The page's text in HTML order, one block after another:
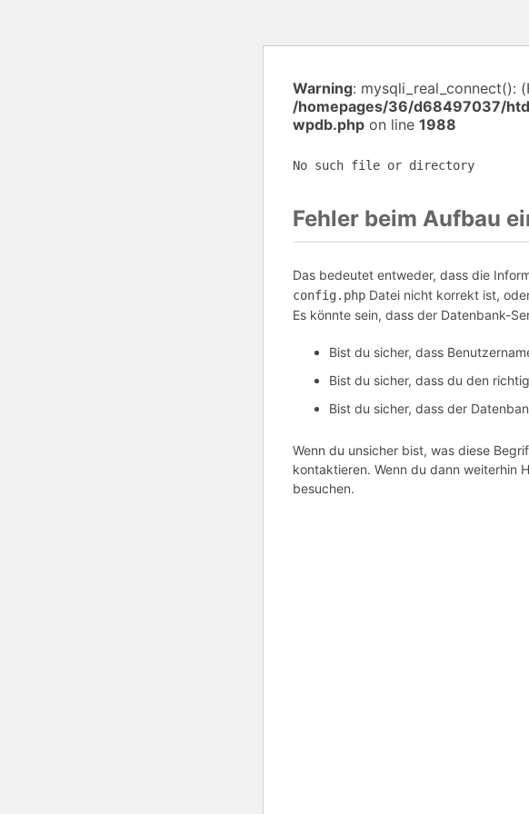
Warning: mysqli_real_connect():
/homepages/36/d68497037/
wpdb.php on line 1988
No such file or directory
Fehler beim Aufbau
Das bedeutet entweder, dass die
config.php Datei nicht korrekt ist,
Es könnte sein, dass der Datenbank-
Bist du sicher, dass
Bist du sicher, dass du den
Bist du sicher, dass der
Wenn du unsicher bist, was diese
kontaktieren. Wenn du dann weiterhin
besuchen.